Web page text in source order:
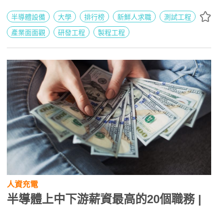
半導體設備 大學 排行榜 新鮮人求職
測試工程
產業面面觀
研發工程 製程工程
人資充電
半導體上中下游薪資最高的20個職務 |